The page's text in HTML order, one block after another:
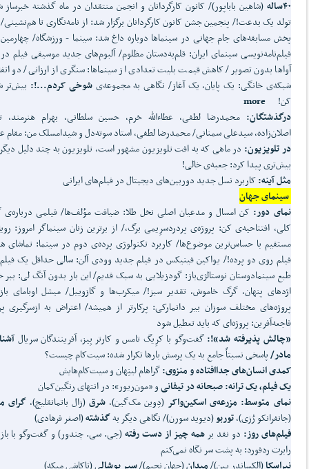
۴۰ساله
(شاهین باباپور)/ کانون کارگردانان و انجمن منتقدان در ماه گذشته
تولد یک بدعت!/ پنجمین جشن کانون کارگردانان برگزار شد: از نامه‌نگاری تا
پخش مسابقه‌های جام جهانی در سینماها دوباره داغ شد: سینما - ورزشگاه/
فیلم‌نامه‌نویسی سینمای ایران: قلم‌به‌دستان مظلوم/ آلبوم‌های جدید موسیقی فیلم در
آواها بدون تصویر/ کاهش قیمت بلیت تعدادی از سینماها: سنگری از ارزانی/ دو
شبکه‌ی خانگی: یک پایان، یک آغاز/ نگاهی به مجموعه‌یشوخی کردم...!:
کن!more
درگذشتگان:محمدرضا لطفی، عطاءالله خرم، حسین سلطانی، بهرام هنرمند،
اصلان‌زاده، سیدعلی سمنانی/ محمدرضا لطفی، استاد سوته‌دل و شیدامسلک من: مقام
در تلویزیون: در ماهی که به افت تلویزیون مشهور است، تلویزیون به چند دلیل
بیش‌تری پیدا کرد: جعبه‌ی خالی!
مثل آینه:کاربرد نسل جدید دوربین‌های دیجیتال در فیلم‌های ایرانی
سینمای جهان
نمای دور: کن امسال و مدعیان اصلی نخل طلا: ضیافت مؤلف‌ها/ فیلمی
کلی، افتتاحیه‌ی کن: پروژه‌ی پردردسرِیمی برگ،/ از برترین زنان سینماگر امروز:
مستقیم با حساس‌ترین موضوع‌ها/ کاربرد تکنولوژی پرده‌ی دوم در سینما: تماشای
فیلم روی دو پرده!/ یواکین فینیکس در فیلم جدید وودی آلن: سالی حداقل یک
طبع سینمادوستان نوستالژی‌باز: گودزیلایی به سبک قدیم/ این بار بدون آنگ لی: ببر
اژدهای پنهان، گرگ خاموش، تقدیر سبز!/ میکرب‌ها و گازوییل/ میشل اوبامای
پروژه‌های مختلف سوزان بیر دانمارکی: پرکارتر از همیشه/ اعتراض به ازسرگیری
فاجعه‌آفرین: پروژه‌ای که باید تعطیل شود
«چالش پذیرفته شد»!:گفت‌وگو با کرِیگ تامس و کارتر بِیز، آفرینندگان سریال
مادر/پاسخی نسبتاً جامع به یک پرسش بارها تکرار شده: سیت‌کام چیست؟
کمدی انسانهای جداافتاده و منزوی:گراهام لینِهان و سیت‌کام‌هایش
یک فیلم، یک ترانه: صبحانه در تیفانیو «مون‌ریور»: در انتهای رنگین‌کمان
نمای متوسط: مزرعه‌ی اسکینواکر (دِوین مک‌گین)،شرق (زال باتمانقلیچ)،گرای
(جانفرانکو رُزی)،توربو(دیوید سورن)/ نگاهی دیگر بهگذشته(اصغر فرهادی)
فیلمهای روز: دو نقد برهمه چیز از دست رفته(جی. سی. چندور) و گفت‌وگو با
رابرت ردفورد: به پشت سر نگاه نمی‌کنم
نبراسکا(الکساندر پین)/میدان(جهان نجیم)/سپر پوشالی(تاکاشی میکه)